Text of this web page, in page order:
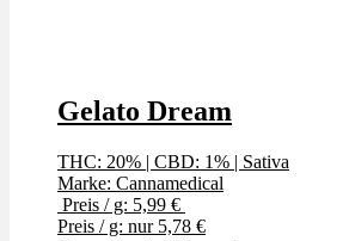
Gelato Dream
THC: 20% | CBD: 1% | Sativa
Marke: Cannamedical
Preis / g: 5,99 €
Preis / g: nur 5,78 €